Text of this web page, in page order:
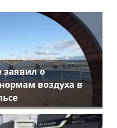
заявил о
воздуха в